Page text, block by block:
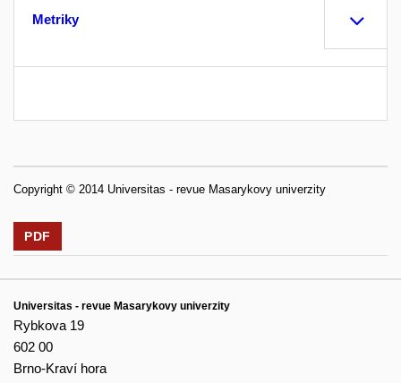
Metriky
Copyright © 2014 Universitas - revue Masarykovy univerzity
PDF
Universitas - revue Masarykovy univerzity
Rybkova 19
602 00
Brno-Kraví hora